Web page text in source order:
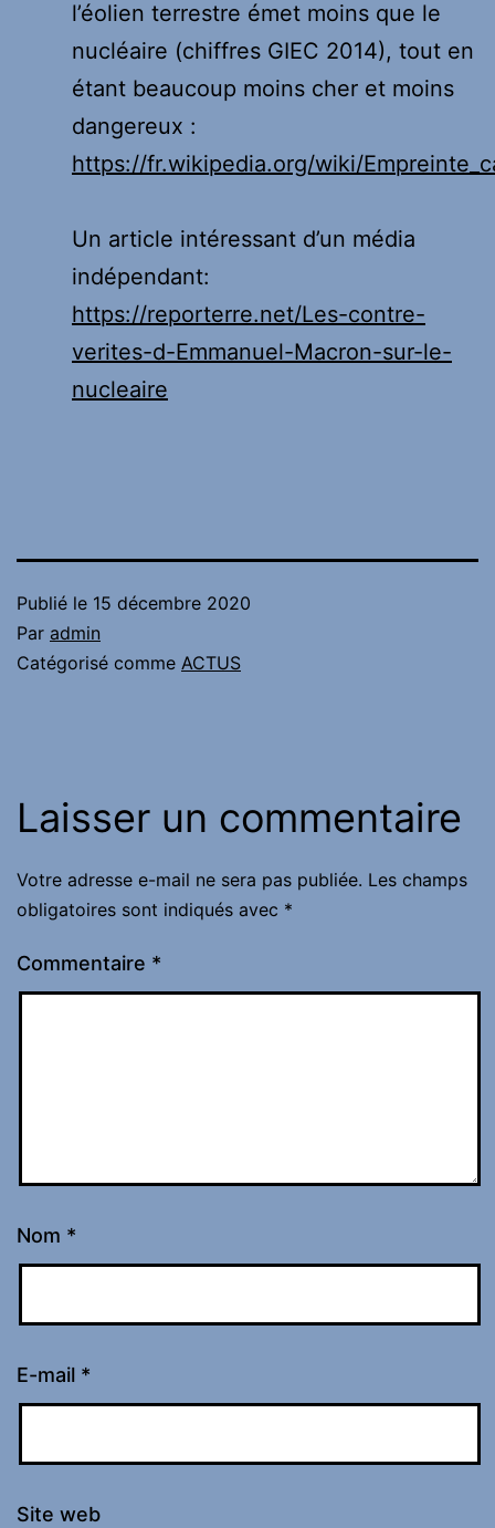
l’éolien terrestre émet moins que le
nucléaire (chiffres GIEC 2014), tout en
étant beaucoup moins cher et moins
dangereux :
https://fr.wikipedia.org/wiki/
Un article intéressant d’un média
indépendant:
https://reporterre.net/Les-contre-
verites-d-Emmanuel-Macron-sur-le-
nucleaire
Publié le 15 décembre 2020
Par admin
Catégorisé comme ACTUS
Laisser un commentaire
Votre adresse e-mail ne sera pas publiée. Les champs
obligatoires sont indiqués avec *
Commentaire *
Nom *
E-mail *
Site web